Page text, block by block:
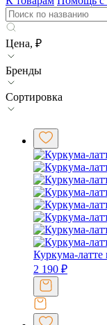
Цена, ₽
Бренды
Сортировка
Куркума-латте
2 190 ₽